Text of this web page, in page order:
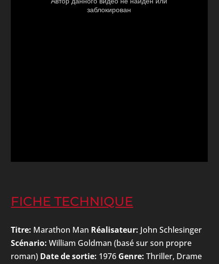
FICHE TECHNIQUE
Titre: Marathon Man Réalisateur: John Schlesinger
Scénario: William Goldman (basé sur son propre
roman) Date de sortie: 1976 Genre: Thriller, Drame